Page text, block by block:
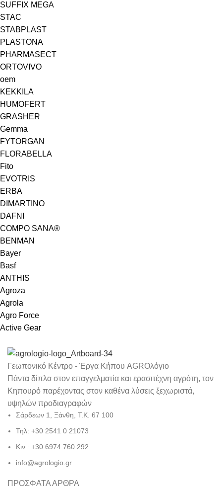
SUFFIX MEGA
STAC
STABPLAST
PLASTONA
PHARMASECT
ORTOVIVO
oem
KEKKILA
HUMOFERT
GRASHER
Gemma
FYTORGAN
FLORABELLA
Fito
EVOTRIS
ERBA
DIMARTINO
DAFNI
COMPO SANA®
BENMAN
Bayer
Basf
ANTHIS
Agroza
Agrola
Agro Force
Active Gear
Γεωπονικό Κέντρο - Έργα Κήπου AGROλόγιο
Πάντα δίπλα στον επαγγελματία και ερασιτέχνη αγρότη, τον
Κηπουρό παρέχοντας στον καθένα λύσεις ξεχωριστά,
υψηλών προδιαγραφών
Σάρδεων 1, Ξάνθη, Τ.Κ. 67 100
Τηλ: +30 2541 0 21073
Κιν.: +30 6974 760 292
info@agrologio.gr
ΠΡΟΣΦΑΤΑ ΑΡΘΡΑ